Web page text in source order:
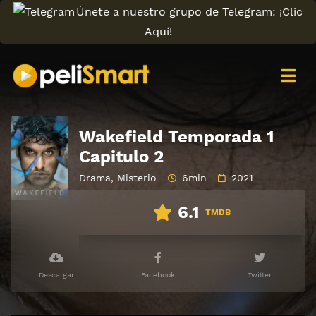
Únete a nuestro grupo de Telegram: ¡Clic
Aquí!
Wakefield Temporada 1
Capitulo 2
Drama, Misterio 6min 2021
6.1 TMDB
Descargar Facebook Twitter